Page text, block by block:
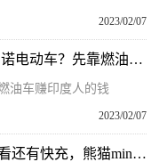
2023/02/07
世界速看：日产为赎身，被迫充值雷诺电动车？先靠燃油车赚印度人的钱
油车赚印度人的钱
2023/02/07
动态焦点:预算5万买电动车，长得好看还有快充，熊猫mini值得买吗？